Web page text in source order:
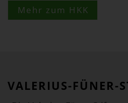
Mehr zum HKK
VALERIUS-FÜNER-